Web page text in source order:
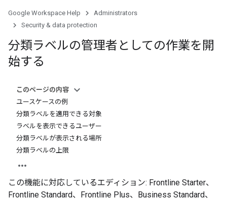
Google Workspace Help
Administrators
Security & data protection
分類ラベルの管理者としての作業を開
始する
このページの内容
ユースケースの例
分類ラベルを適用できる対象
ラベルを表示できるユーザー
分類ラベルが表示される場所
分類ラベルの上限
この機能に対応しているエディション: Frontline Starter、
Frontline Standard、Frontline Plus、Business Standard、